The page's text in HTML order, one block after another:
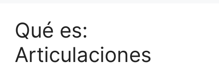
Qué es:
Articulaciones